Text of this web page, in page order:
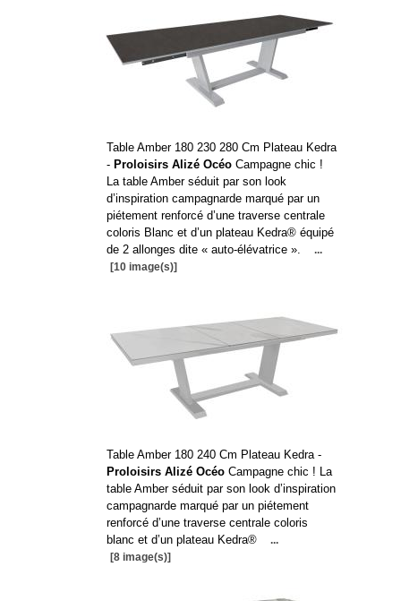
Table Amber 180 230 280 Cm Plateau Kedra
- Proloisirs Alizé OcéoCampagne chic !
La table Amber séduit par son look
d’inspiration campagnarde marqué par un
piétement renforcé d’une traverse centrale
coloris Blanc et d’un plateau Kedra® équipé
de 2 allonges dite « auto-élévatrice ».
...
[10 image(s)]
Table Amber 180 240 Cm Plateau Kedra -
Proloisirs Alizé OcéoCampagne chic ! La
table Amber séduit par son look d’inspiration
campagnarde marqué par un piétement
renforcé d’une traverse centrale coloris
blanc et d’un plateau Kedra®
...
[8 image(s)]